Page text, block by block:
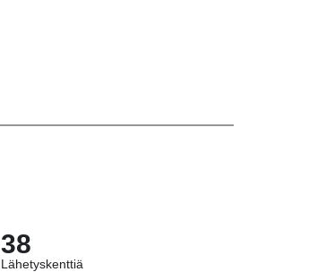
38
Lähetyskenttiä